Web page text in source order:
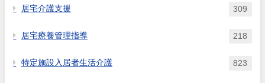
居宅介護支援 309
居宅療養管理指導 218
特定施設入居者生活介護 823